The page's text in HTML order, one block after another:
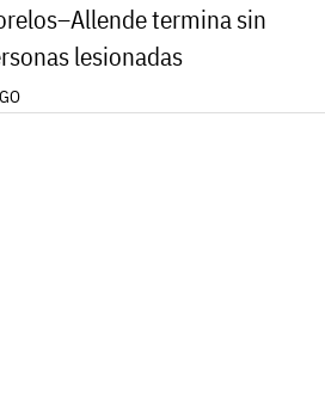
termina sin
lesionadas